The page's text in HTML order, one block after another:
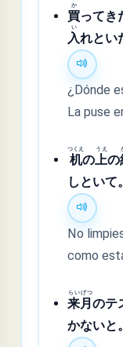
買
か
ってき
入
い
れとい
¿Dónde
La puse
机
つくえ
の 上
うえ
の
しといて
No
como
来
らい
月
げつ
のテ
かないと。